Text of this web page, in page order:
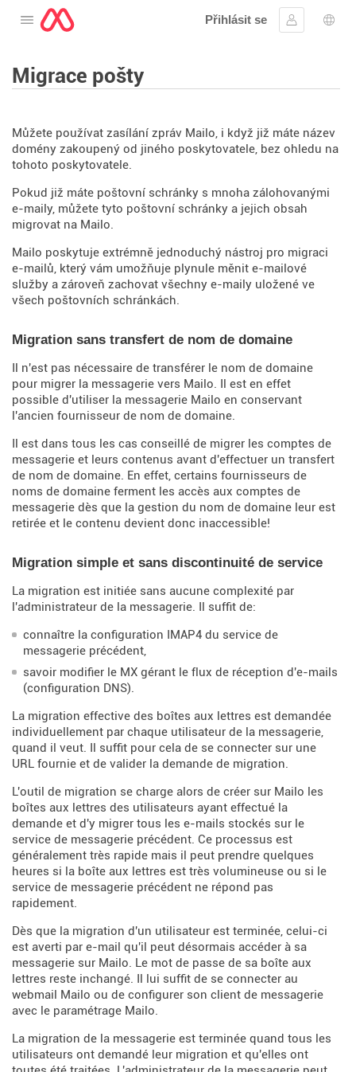
Otevřete nabídku
Přihlásit se
Přihlásit se
Migrace pošty
Můžete používat zasílání zpráv Mailo, i když již máte název
domény zakoupený od jiného poskytovatele, bez ohledu na
tohoto poskytovatele.
Pokud již máte poštovní schránky s mnoha zálohovanými
e-maily, můžete tyto poštovní schránky a jejich obsah
migrovat na Mailo.
Mailo poskytuje extrémně jednoduchý nástroj pro migraci
e-mailů, který vám umožňuje plynule měnit e-mailové
služby a zároveň zachovat všechny e-maily uložené ve
všech poštovních schránkách.
Migration sans transfert de nom de domaine
Il n'est pas nécessaire de transférer le nom de domaine
pour migrer la messagerie vers Mailo. Il est en effet
possible d'utiliser la messagerie Mailo en conservant
l'ancien fournisseur de nom de domaine.
Il est dans tous les cas conseillé de migrer les comptes de
messagerie et leurs contenus avant d'effectuer un transfert
de nom de domaine. En effet, certains fournisseurs de
noms de domaine ferment les accès aux comptes de
messagerie dès que la gestion du nom de domaine leur est
retirée et le contenu devient donc inaccessible!
Migration simple et sans discontinuité de service
La migration est initiée sans aucune complexité par
l'administrateur de la messagerie. Il suffit de:
connaître la configuration IMAP4 du service de
messagerie précédent,
savoir modifier le MX gérant le flux de réception d'e-mails
(configuration DNS).
La migration effective des boîtes aux lettres est demandée
individuellement par chaque utilisateur de la messagerie,
quand il veut. Il suffit pour cela de se connecter sur une
URL fournie et de valider la demande de migration.
L'outil de migration se charge alors de créer sur Mailo les
boîtes aux lettres des utilisateurs ayant effectué la
demande et d'y migrer tous les e-mails stockés sur le
service de messagerie précédent. Ce processus est
généralement très rapide mais il peut prendre quelques
heures si la boîte aux lettres est très volumineuse ou si le
service de messagerie précédent ne répond pas
rapidement.
Dès que la migration d'un utilisateur est terminée, celui-ci
est averti par e-mail qu'il peut désormais accéder à sa
messagerie sur Mailo. Le mot de passe de sa boîte aux
lettres reste inchangé. Il lui suffit de se connecter au
webmail Mailo ou de configurer son client de messagerie
avec le paramétrage Mailo.
La migration de la messagerie est terminée quand tous les
utilisateurs ont demandé leur migration et qu'elles ont